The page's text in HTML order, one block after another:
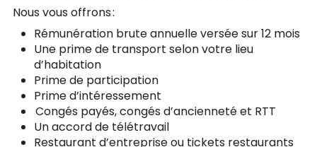
Nous vous offrons :
Rémunération brute annuelle versée sur 12 mois
Une prime de transport selon votre lieu
d’habitation
Prime de participation
Prime d’intéressement
Congés payés, congés d’ancienneté et RTT
Un accord de télétravail
Restaurant d’entreprise ou tickets restaurants